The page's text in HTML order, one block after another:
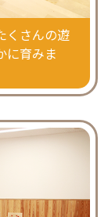
くさんの遊
に育みま